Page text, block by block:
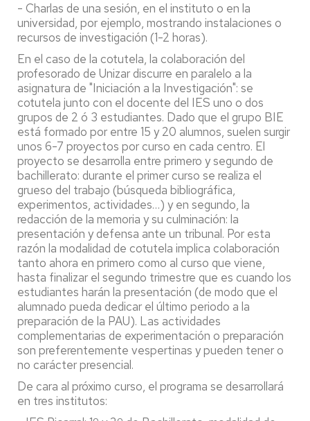
- Charlas de una sesión, en el instituto o en la
universidad, por ejemplo, mostrando instalaciones o
recursos de investigación (1-2 horas).
En el caso de la cotutela, la colaboración del
profesorado de Unizar discurre en paralelo a la
asignatura de "Iniciación a la Investigación": se
cotutela junto con el docente del IES uno o dos
grupos de 2 ó 3 estudiantes. Dado que el grupo BIE
está formado por entre 15 y 20 alumnos, suelen surgir
unos 6-7 proyectos por curso en cada centro. El
proyecto se desarrolla entre primero y segundo de
bachillerato: durante el primer curso se realiza el
grueso del trabajo (búsqueda bibliográfica,
experimentos, actividades…) y en segundo, la
redacción de la memoria y su culminación: la
presentación y defensa ante un tribunal. Por esta
razón la modalidad de cotutela implica colaboración
tanto ahora en primero como al curso que viene,
hasta finalizar el segundo trimestre que es cuando los
estudiantes harán la presentación (de modo que el
alumnado pueda dedicar el último periodo a la
preparación de la PAU). Las actividades
complementarias de experimentación o preparación
son preferentemente vespertinas y pueden tener o
no carácter presencial.
De cara al próximo curso, el programa se desarrollará
en tres institutos: